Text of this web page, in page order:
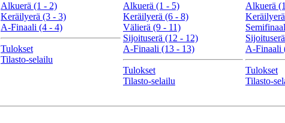
Alkuerä (1 - 2)
Keräilyerä (3 - 3)
A-Finaali (4 - 4)
Tulokset
Tilasto-selailu
Alkuerä (1 - 5)
Keräilyerä (6 - 8)
Välierä (9 - 11)
Sijoituserä (12 - 12)
A-Finaali (13 - 13)
Tulokset
Tilasto-selailu
Alkuerä
A-Finaali
Tulokset
Tilasto-